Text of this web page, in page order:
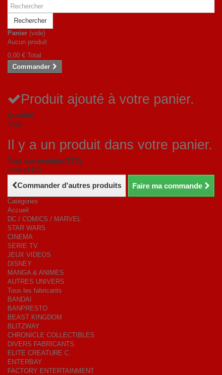
Rechercher
Panier (vide)
Aucun produit
0,00 € Total
Commander
Produit ajouté à votre panier.
Quantité
Total
Il y a un produit dans votre panier.
Total des produits (TTC)
Total (TTC)
Commander d'autres produits Faire ma commande
Catégories
Accueil
DC / COMICS / MARVEL
STAR WARS
CINEMA
SERIE TV
JEUX VIDEOS
DISNEY
MANGA & ANIMES
AUTRES UNIVERS
Tous les fabricants
BANDAI
BANPRESTO
BEAST KINGDOM
BLITZWAY
CHRONICLE COLLECTIBLES
DIVERS FABRICANTS
ELITE CREATURE C.
ENTERBAY
FACTORY ENTERTAINMENT